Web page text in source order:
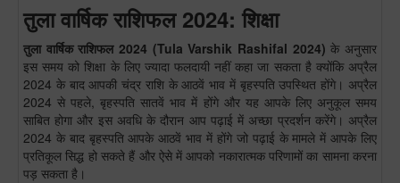
तुला वार्षिक राशिफल 2024: शिक्षा
तुलावार्षिक राशिफल 2024 (Tula Varshik Rashifal 2024)के अनुसार
इस समय को शिक्षा के लिए ज्यादा फलदायी नहीं कहा जा सकता है क्योंकि अप्रैल
2024 के बाद आपकी चंद्र राशि के आठवें भाव में बृहस्पति उपस्थित होंगे। अप्रैल
2024 से पहले, बृहस्पति सातवें भाव में होंगे और यह आपके लिए अनुकूल समय
साबित होगा और इस अवधि के दौरान आप पढ़ाई में अच्छा प्रदर्शन करेंगे। अप्रैल
2024 के बाद बृहस्पति आपके आठवें भाव में होंगे जो पढ़ाई के मामले में आपके लिए
प्रतिकूल सिद्ध हो सकते हैं और ऐसे में आपको नकारात्मक परिणामों का सामना करना
पड़ सकता है।